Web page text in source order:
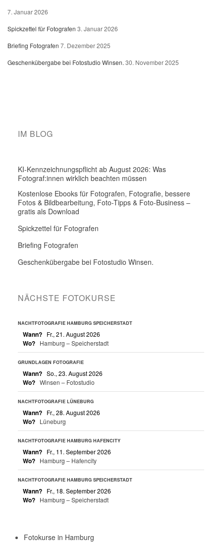
7. Januar 2026
Spickzettel für Fotografen 3. Januar 2026
Briefing Fotografen 7. Dezember 2025
Geschenkübergabe bei Fotostudio Winsen. 30. November 2025
IM BLOG
KI-Kennzeichnungspflicht ab August 2026: Was
Fotograf:innen wirklich beachten müssen
Kostenlose Ebooks für Fotografen, Fotografie, bessere
Fotos & Bildbearbeitung, Foto-Tipps & Foto-Business –
gratis als Download
Spickzettel für Fotografen
Briefing Fotografen
Geschenkübergabe bei Fotostudio Winsen.
NÄCHSTE FOTOKURSE
NACHTFOTOGRAFIE HAMBURG SPEICHERSTADT
Wann? Fr., 21. August 2026
Wo? Hamburg – Speicherstadt
GRUNDLAGEN FOTOGRAFIE
Wann? So., 23. August 2026
Wo? Winsen – Fotostudio
NACHTFOTOGRAFIE LÜNEBURG
Wann? Fr., 28. August 2026
Wo? Lüneburg
NACHTFOTOGRAFIE HAMBURG HAFENCITY
Wann? Fr., 11. September 2026
Wo? Hamburg – Hafencity
NACHTFOTOGRAFIE HAMBURG SPEICHERSTADT
Wann? Fr., 18. September 2026
Wo? Hamburg – Speicherstadt
Fotokurse in Hamburg